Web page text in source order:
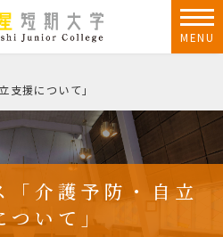
MENU
支援について」
「介護予防・自立
ついて」